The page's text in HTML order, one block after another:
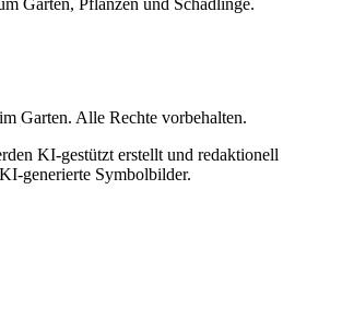
Garten, Pflanzen und Schädlinge.
Garten. Alle Rechte vorbehalten.
KI-gestützt erstellt und redaktionell
generierte Symbolbilder.